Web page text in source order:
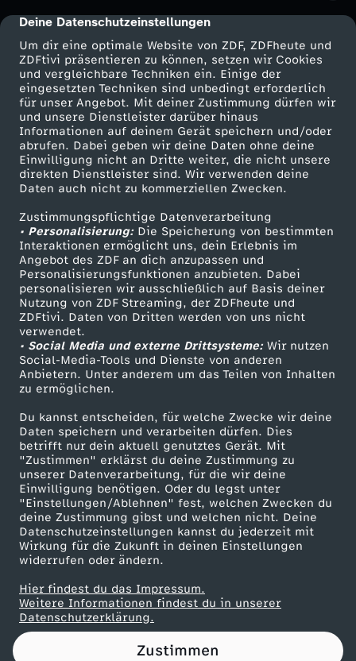
cmp-dialog-description
Deine Datenschutzeinstellungen
Um dir eine optimale Website von ZDF, ZDFheute und
ZDFtivi präsentieren zu können, setzen wir Cookies
und vergleichbare Techniken ein. Einige der
eingesetzten Techniken sind unbedingt erforderlich
für unser Angebot. Mit deiner Zustimmung dürfen wir
und unsere Dienstleister darüber hinaus
Informationen auf deinem Gerät speichern und/oder
abrufen. Dabei geben wir deine Daten ohne deine
Einwilligung nicht an Dritte weiter, die nicht unsere
direkten Dienstleister sind. Wir verwenden deine
Daten auch nicht zu kommerziellen Zwecken.
Zustimmungspflichtige Datenverarbeitung
• Personalisierung:Die Speicherung von bestimmten
Interaktionen ermöglicht uns, dein Erlebnis im
Angebot des ZDF an dich anzupassen und
Personalisierungsfunktionen anzubieten. Dabei
personalisieren wir ausschließlich auf Basis deiner
Nutzung von ZDF Streaming, der ZDFheute und
ZDFtivi. Daten von Dritten werden von uns nicht
verwendet.
• Social Media und externe Drittsysteme:Wir nutzen
Social-Media-Tools und Dienste von anderen
Anbietern. Unter anderem um das Teilen von Inhalten
zu ermöglichen.
Du kannst entscheiden, für welche Zwecke wir deine
Daten speichern und verarbeiten dürfen. Dies
betrifft nur dein aktuell genutztes Gerät. Mit
"Zustimmen" erklärst du deine Zustimmung zu
unserer Datenverarbeitung, für die wir deine
Einwilligung benötigen. Oder du legst unter
"Einstellungen/Ablehnen" fest, welchen Zwecken du
deine Zustimmung gibst und welchen nicht. Deine
Datenschutzeinstellungen kannst du jederzeit mit
Wirkung für die Zukunft in deinen Einstellungen
widerrufen oder ändern.
Hier findest du das Impressum.
Weitere Informationen findest du in unserer
Datenschutzerklärung.
Zustimmen
h
t
e
-
J
u
g
o
s
l
a
w
i
e
n
k
r
Mehr ZDF
ZDF-Apps
Smart TV
ZDFtext
Livestreams
Sendungen A-Z
TV-Programm
Service
ZDFmitreden
Kontakt zum ZDF
Tickets
Zuschauerservice
Hilfe
ZDF Unternehmen
Karriere
ZDF goes Schule
Werbefernsehen
Mainzelmännchen
Partner